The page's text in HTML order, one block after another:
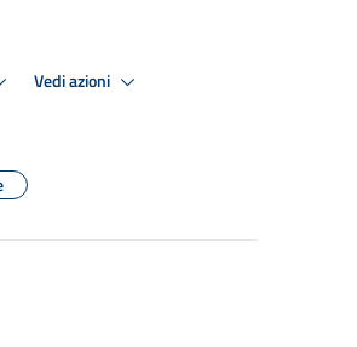
Vedi azioni